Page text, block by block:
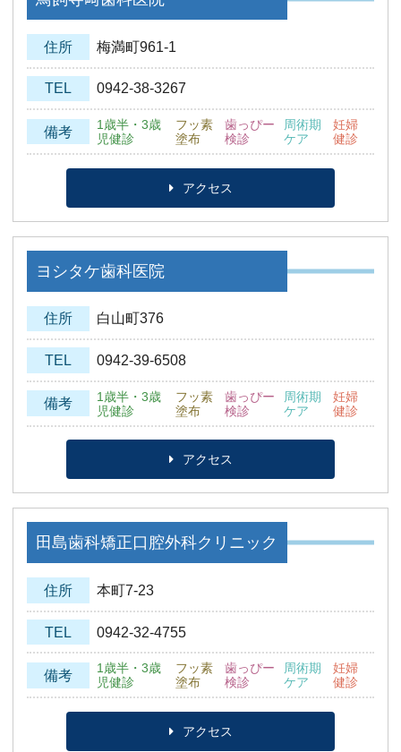
住所 梅満町961-1
TEL 0942-38-3267
備考
1歳半・3歳
児健診
フッ素
塗布
歯っぴー
検診
周術期
ケア
妊婦
健診
アクセス
ヨシタケ歯科医院
住所 白山町376
TEL 0942-39-6508
備考
1歳半・3歳
児健診
フッ素
塗布
歯っぴー
検診
周術期
ケア
妊婦
健診
アクセス
田島歯科矯正口腔外科クリニック
住所 本町7-23
TEL 0942-32-4755
備考
1歳半・3歳
児健診
フッ素
塗布
歯っぴー
検診
周術期
ケア
妊婦
健診
アクセス